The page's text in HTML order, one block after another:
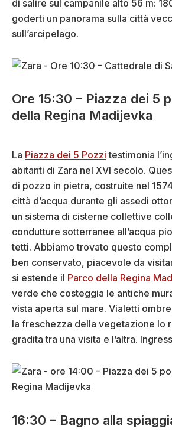
di salire sul campanile alto 56 m:
goderti un panorama sulla città
sull’arcipelago.
Ore 15:30 – Piazza dei 5
della Regina Madijevka
La Piazza dei 5 Pozzi testimonia
abitanti di Zara nel XVI secolo.
di pozzo in pietra, costruite nel
città d’acqua durante gli assedi
un sistema di cisterne collettive
condutture sotterranee all’acqua
tetti. Abbiamo trovato questo
ben conservato, piacevole da
si estende il Parco della Regina
verde che costeggia le antiche
vista aperta sul mare. Vialetti
la freschezza della vegetazione lo
gradita tra una visita e l’altra.
16:30 – Bagno alla